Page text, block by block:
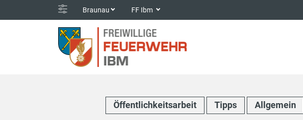
Braunau FF Ibm
Öffentlichkeitsarbeit Tipps Allgemein